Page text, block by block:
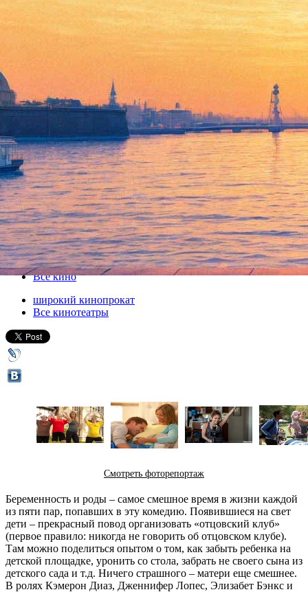
Чего ждать, когда ждешь
ребенка
17 мая 2012, четверг-14 июня 2012, четверг
Версия для печати
Все кино
широкий кинопрокат
Все кинотеатры
Смотреть фоторепортаж
Беременность и роды – самое смешное время в жизни каждой
из пяти пар, попавших в эту комедию. Появившиеся на свет
дети – прекрасный повод организовать «отцовский клуб»
(первое правило: никогда не говорить об отцовском клубе).
Там можно поделиться опытом о том, как забыть ребенка на
детской площадке, уронить со стола, забрать не своего сына из
детского сада и т.д. Ничего страшного – матери еще смешнее.
В ролях Кэмерон Диаз, Дженнифер Лопес, Элизабет Бэнкс и